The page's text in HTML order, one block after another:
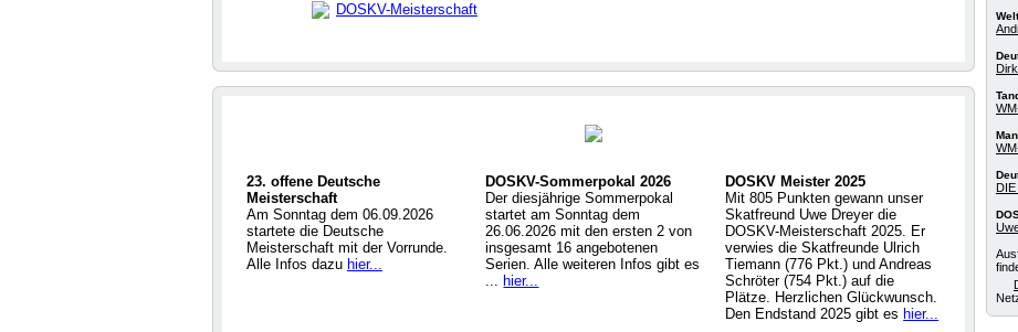
DOSKV-Meisterschaft
23. offene Deutsche
Meisterschaft
Am Sonntag dem 06.09.2026
startete die Deutsche
Meisterschaft mit der Vorrunde.
Alle Infos dazu hier...
DOSKV-Sommerpokal 2026
Der diesjährige Sommerpokal
startet am Sonntag dem
26.06.2026 mit den ersten 2 von
insgesamt 16 angebotenen
Serien. Alle weiteren Infos gibt es
... hier...
DOSKV Meister 2025
Mit 805 Punkten gewann unser
Skatfreund Uwe Dreyer die
DOSKV-Meisterschaft 2025. Er
verwies die Skatfreunde Ulrich
Tiemann (776 Pkt.) und Andreas
Schröter (754 Pkt.) auf die
Plätze. Herzlichen Glückwunsch.
Den Endstand 2025 gibt es hier...